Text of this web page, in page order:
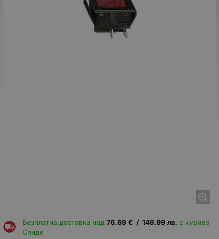
Безплатна доставка над 76.69 € / 149.99 лв. с куриер
Спиди